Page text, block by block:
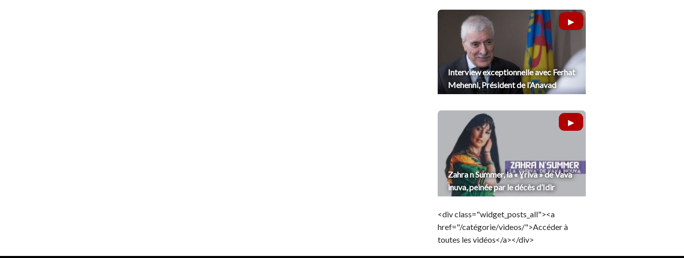
Interview exceptionnelle avec Ferhat
Mehenni, Président de l’Anavad
Zahra n Summer, la « Ɣriva » de Vava
inuva, peinée par le décès d’Idir
<div class="widget_posts_all"><a
href="/catégorie/videos/">Accéder à
toutes les vidéos</a></div>